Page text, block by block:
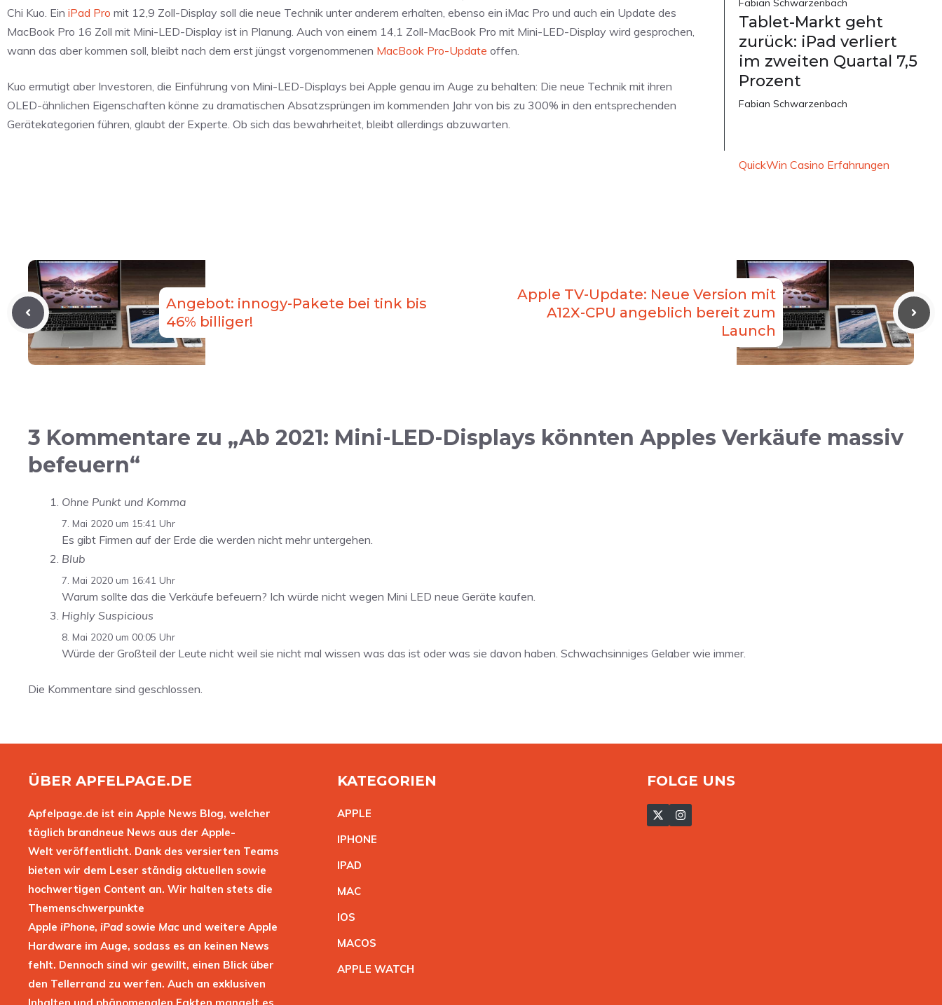
Chi Kuo. Ein iPad Pro mit 12,9 Zoll-Display soll die neue Technik unter anderem erhalten, ebenso ein iMac Pro und auch ein Update des
MacBook Pro 16 Zoll mit Mini-LED-Display ist in Planung. Auch von einem 14,1 Zoll-MacBook Pro mit Mini-LED-Display wird gesprochen,
wann das aber kommen soll, bleibt nach dem erst jüngst vorgenommenen MacBook Pro-Update offen.
Kuo ermutigt aber Investoren, die Einführung von Mini-LED-Displays bei Apple genau im Auge zu behalten: Die neue Technik mit ihren
OLED-ähnlichen Eigenschaften könne zu dramatischen Absatzsprüngen im kommenden Jahr von bis zu 300% in den entsprechenden
Gerätekategorien führen, glaubt der Experte. Ob sich das bewahrheitet, bleibt allerdings abzuwarten.
Fabian Schwarzenbach
Tablet-Markt geht
zurück: iPad verliert
im zweiten Quartal 7,5
Prozent
Fabian Schwarzenbach
QuickWin Casino Erfahrungen
Angebot: innogy-Pakete bei tink bis
46% billiger!
Apple TV-Update: Neue Version mit
A12X-CPU angeblich bereit zum
Launch
3 Kommentare zu „Ab 2021: Mini-LED-Displays könnten Apples Verkäufe massiv
befeuern“
Ohne Punkt und Komma
7. Mai 2020 um 15:41 Uhr
Es gibt Firmen auf der Erde die werden nicht mehr untergehen.
Blub
7. Mai 2020 um 16:41 Uhr
Warum sollte das die Verkäufe befeuern? Ich würde nicht wegen Mini LED neue Geräte kaufen.
Highly Suspicious
8. Mai 2020 um 00:05 Uhr
Würde der Großteil der Leute nicht weil sie nicht mal wissen was das ist oder was sie davon haben. Schwachsinniges Gelaber wie immer.
Die Kommentare sind geschlossen.
ÜBER APFELPAGE.DE
Apfelpage.de ist ein Apple News Blog, welcher
täglich brandneue News aus der Apple-
Welt veröffentlicht. Dank des versierten Teams
bieten wir dem Leser ständig aktuellen sowie
hochwertigen Content an. Wir halten stets die
Themenschwerpunkte
Apple iPhone, iPad sowie Mac und weitere Apple
Hardware im Auge, sodass es an keinen News
fehlt. Dennoch sind wir gewillt, einen Blick über
den Tellerrand zu werfen. Auch an exklusiven
Inhalten und phänomenalen Fakten mangelt es
KATEGORIEN
APPLE
IPHONE
IPAD
MAC
IOS
MACOS
APPLE WATCH
FOLGE UNS